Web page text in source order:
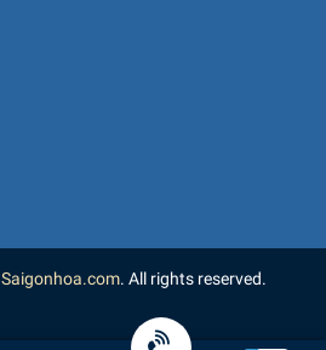
Saigonhoa.com. All rights reserved.